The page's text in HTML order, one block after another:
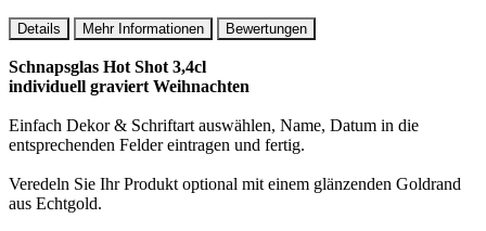
Details Mehr Informationen Bewertungen
Schnapsglas Hot Shot 3,4cl
individuell graviert Weihnachten
Einfach Dekor & Schriftart auswählen, Name, Datum in die
entsprechenden Felder eintragen und fertig.
Veredeln Sie Ihr Produkt optional mit einem glänzenden Goldrand
aus Echtgold.